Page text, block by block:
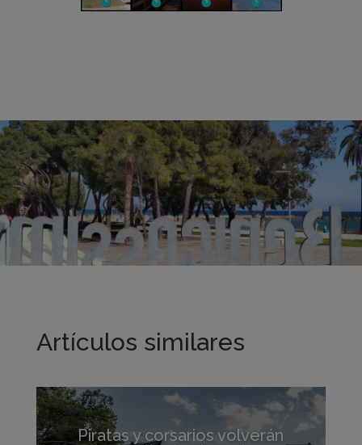
Artículos similares
Piratas y corsarios volverán